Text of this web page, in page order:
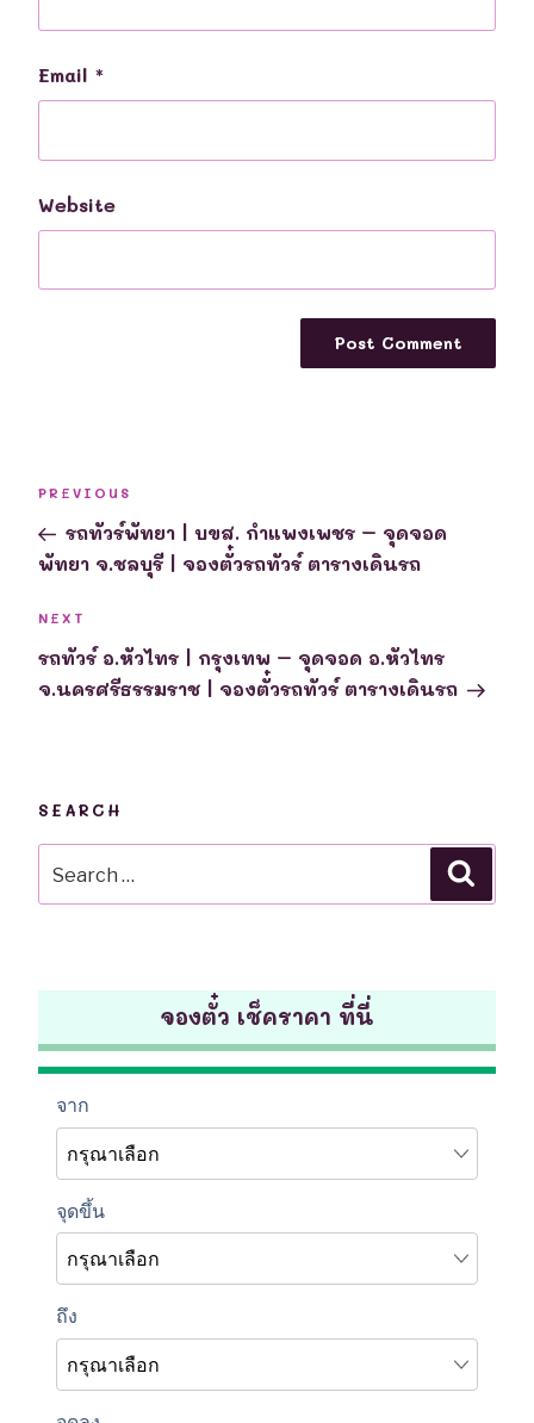
Email *
Website
Previous
Post
PREVIOUS
รถทัวร์พัทยา | บขส. กำแพงเพชร – จุดจอด
พัทยา จ.ชลบุรี | จองตั๋วรถทัวร์ ตารางเดินรถ
Next
Post
NEXT
รถทัวร์ อ.หัวไทร | กรุงเทพ – จุดจอด อ.หัวไทร
จ.นครศรีธรรมราช | จองตั๋วรถทัวร์ ตารางเดินรถ
SEARCH
for:
จองตั๋ว เช็คราคา ที่นี่